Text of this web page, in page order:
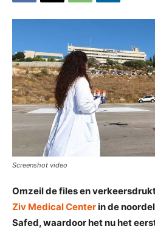
Screenshot video
Omzeil de files en
Ziv Medical Centerin de
Safed, waardoor het nu het